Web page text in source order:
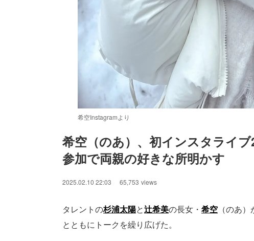
希空Instagramより
Unmute
希空（のあ）、初インスタライ
参加で両親の好きな所明かす
2025.02.10 22:03 65,753 views
タレントの杉浦太陽と辻希美の長女・ 希空 （のあ
とともにトークを繰り広げた。